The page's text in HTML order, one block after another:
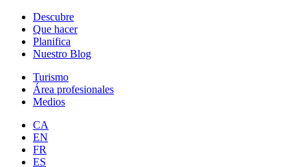
Descubre
Que hacer
Planifica
Nuestro Blog
Turismo
Área profesionales
Medios
CA
EN
FR
ES